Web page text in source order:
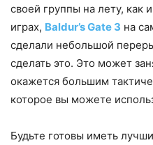
своей группы на лету, как
играх, Baldur’s Gate 3 на
сделали небольшой
сделать это. Это может
окажется большим
которое вы можете
Будьте готовы иметь